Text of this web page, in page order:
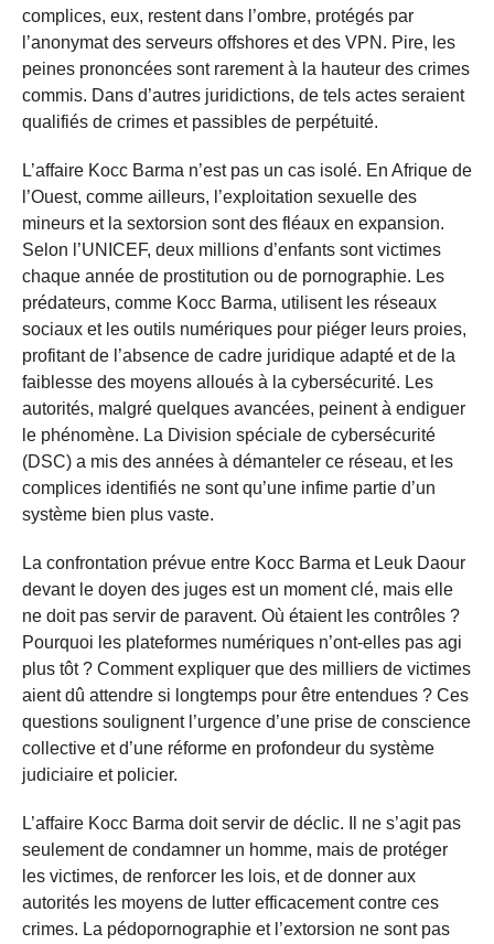
complices, eux, restent dans l’ombre, protégés par
l’anonymat des serveurs offshores et des VPN. Pire, les
peines prononcées sont rarement à la hauteur des crimes
commis. Dans d’autres juridictions, de tels actes seraient
qualifiés de crimes et passibles de perpétuité.
L’affaire Kocc Barma n’est pas un cas isolé. En Afrique de
l’Ouest, comme ailleurs, l’exploitation sexuelle des
mineurs et la sextorsion sont des fléaux en expansion.
Selon l’UNICEF, deux millions d’enfants sont victimes
chaque année de prostitution ou de pornographie. Les
prédateurs, comme Kocc Barma, utilisent les réseaux
sociaux et les outils numériques pour piéger leurs proies,
profitant de l’absence de cadre juridique adapté et de la
faiblesse des moyens alloués à la cybersécurité. Les
autorités, malgré quelques avancées, peinent à endiguer
le phénomène. La Division spéciale de cybersécurité
(DSC) a mis des années à démanteler ce réseau, et les
complices identifiés ne sont qu’une infime partie d’un
système bien plus vaste.
La confrontation prévue entre Kocc Barma et Leuk Daour
devant le doyen des juges est un moment clé, mais elle
ne doit pas servir de paravent. Où étaient les contrôles ?
Pourquoi les plateformes numériques n’ont-elles pas agi
plus tôt ? Comment expliquer que des milliers de victimes
aient dû attendre si longtemps pour être entendues ? Ces
questions soulignent l’urgence d’une prise de conscience
collective et d’une réforme en profondeur du système
judiciaire et policier.
L’affaire Kocc Barma doit servir de déclic. Il ne s’agit pas
seulement de condamner un homme, mais de protéger
les victimes, de renforcer les lois, et de donner aux
autorités les moyens de lutter efficacement contre ces
crimes. La pédopornographie et l’extorsion ne sont pas